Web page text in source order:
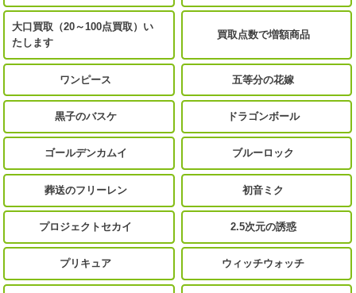
大口買取（20～100点買取）い
たします
買取点数で増額商品
ワンピース 五等分の花嫁
黒子のバスケ ドラゴンボール
ゴールデンカムイ ブルーロック
葬送のフリーレン 初音ミク
プロジェクトセカイ 2.5次元の誘惑
プリキュア ウィッチウォッチ